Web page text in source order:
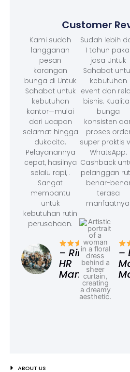
Customer
Kami sudah
langganan
pesan
karangan
bunga di Untuk
Sahabat untuk
kebutuhan
kantor—mulai
dari ucapan
selamat hingga
dukacita.
Pelayanannya
cepat, hasilnya
selalu rapi, .
Sangat
membantu
untuk
kebutuhan rutin
perusahaan.
– Rina,
HR
Manager
Sudah lebih
1 tahun pakai
jasa Untuk
Sahabat
kebutuhan
event dan
bisnis.
bunga
konsisten
proses
super praktis
WhatsApp.
Cashback
pelanggan
benar-
terasa
manfaatnya.
–
ABOUT US